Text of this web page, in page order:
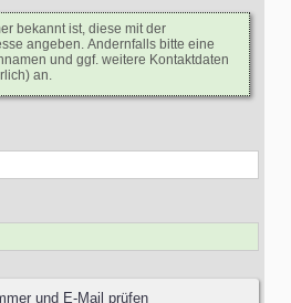
bekannt ist, diese mit der
angeben. Andernfalls bitte eine
und ggf. weitere Kontaktdaten
an.